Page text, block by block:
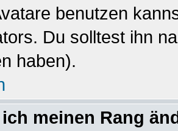
benutzen
Du solltest ihn
haben).
meinen Rang